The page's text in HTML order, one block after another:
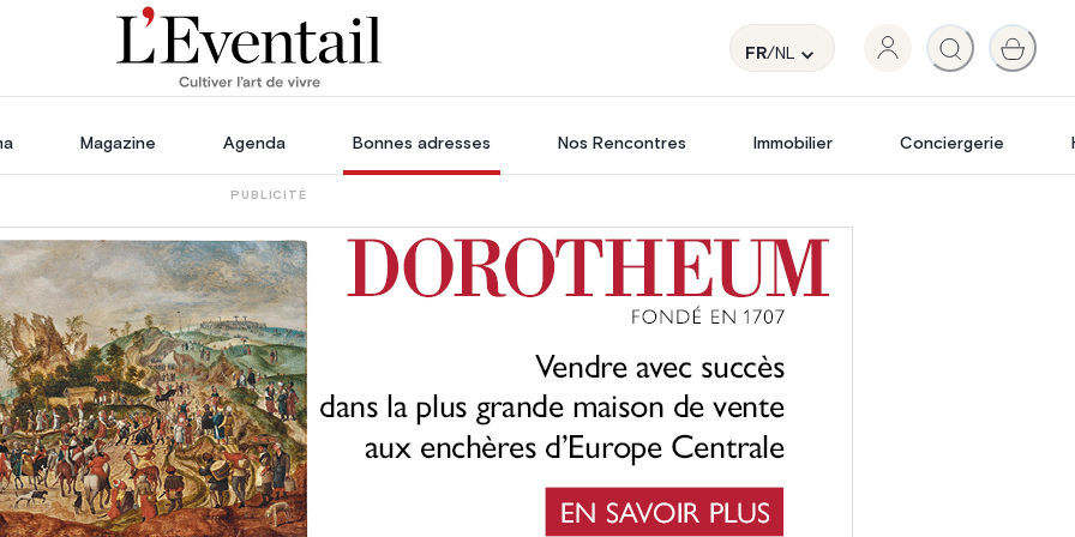
FR/NL
Magazine Agenda Bonnes adresses Nos Rencontres Immobilier Conciergerie
PUBLICITÉ